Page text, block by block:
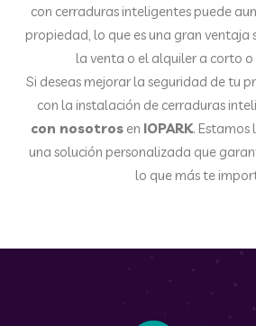
con cerraduras inteligentes puede
propiedad, lo que es una gran ventaja
la venta o el alquiler a corto
Si deseas mejorar la seguridad de tu
con la instalación de cerraduras
con nosotros en IOPARK.
una solución personalizada que
lo que más te